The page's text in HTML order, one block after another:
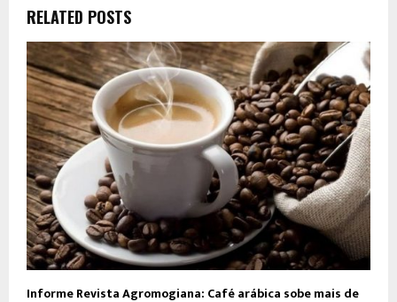
RELATED POSTS
Informe Revista Agromogiana: Café arábica sobe mais de